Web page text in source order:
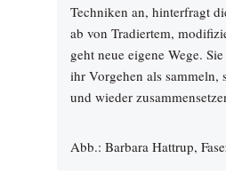
Techniken an, hinterfragt
ab von Tradiertem,
geht neue eigene Wege.
ihr Vorgehen als sammeln,
und wieder
Abb.: Barbara Hattrup,